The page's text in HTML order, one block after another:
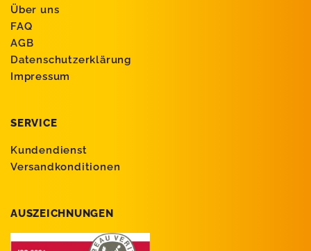
Über uns
FAQ
AGB
Datenschutzerklärung
Impressum
SERVICE
Kundendienst
Versandkonditionen
AUSZEICHNUNGEN